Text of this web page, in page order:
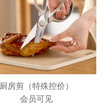
厨房剪（特殊控价）
会员可见